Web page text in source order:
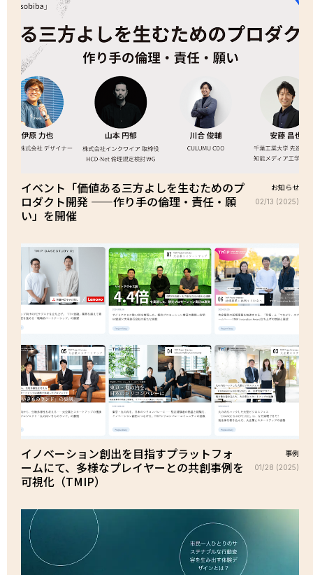
イベント「価値ある三方よしを生むためのプ
ロダクト開発 ——作り手の倫理・責任・願
い」を開催
お知らせ
02/13 (2025)
イノベーション創出を目指すプラットフォ
ームにて、多様なプレイヤーとの共創事例を
可視化（TMIP）
事例
01/28 (2025)